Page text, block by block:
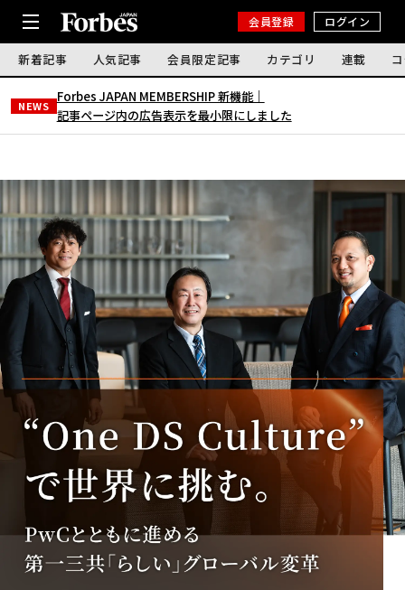
会員登録 ログイン
新着記事 人気記事 会員限定記事 カテゴリ 連載
NEWS
Forbes JAPAN MEMBERSHIP 新機能｜
記事ページ内の広告表示を最小限にしました